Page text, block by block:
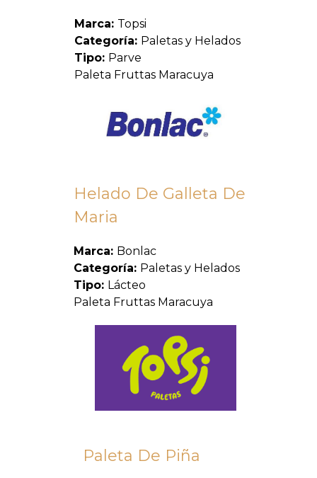
Marca: Topsi
Categoría: Paletas y Helados
Tipo: Parve
Paleta Fruttas Maracuya
Helado De Galleta De
Maria
Marca: Bonlac
Categoría: Paletas y Helados
Tipo: Lácteo
Paleta Fruttas Maracuya
Paleta De Piña